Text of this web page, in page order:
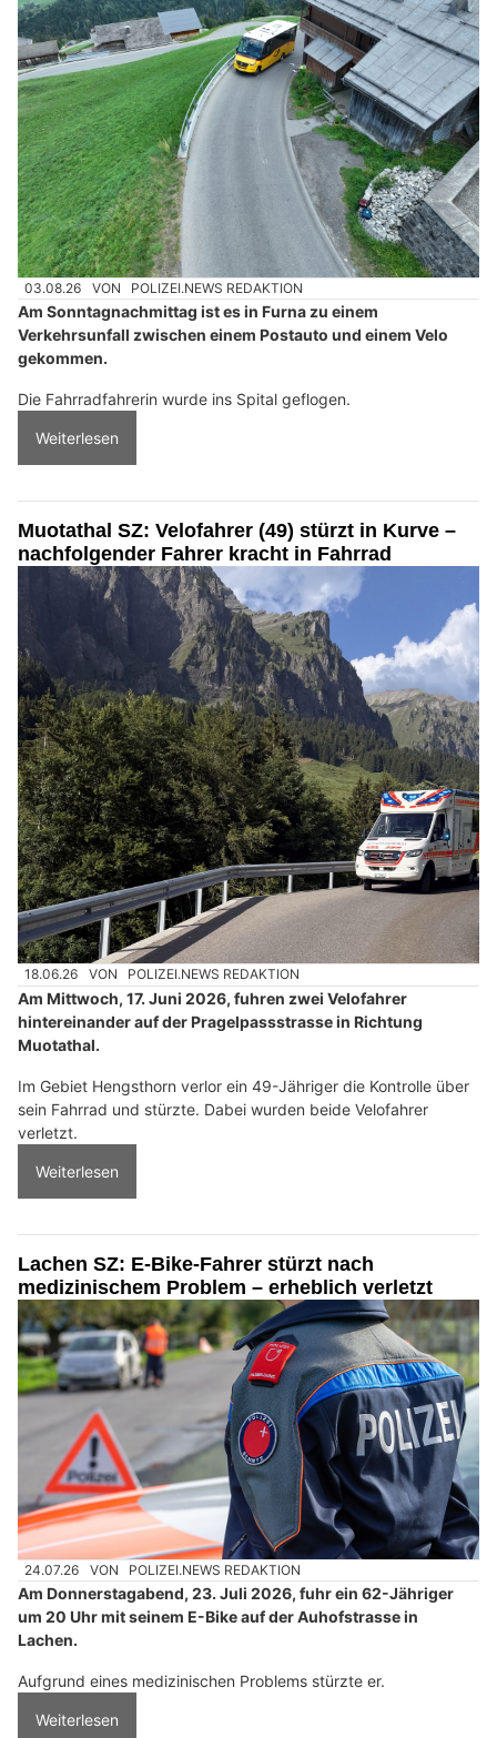
03.08.26 VON POLIZEI.NEWS REDAKTION
Am Sonntagnachmittag ist es in Furna zu einem
Verkehrsunfall zwischen einem Postauto und einem Velo
gekommen.
Die Fahrradfahrerin wurde ins Spital geflogen.
Weiterlesen
Muotathal SZ: Velofahrer (49) stürzt in Kurve –
nachfolgender Fahrer kracht in Fahrrad
18.06.26 VON POLIZEI.NEWS REDAKTION
Am Mittwoch, 17. Juni 2026, fuhren zwei Velofahrer
hintereinander auf der Pragelpassstrasse in Richtung
Muotathal.
Im Gebiet Hengsthorn verlor ein 49-Jähriger die Kontrolle über
sein Fahrrad und stürzte. Dabei wurden beide Velofahrer
verletzt.
Weiterlesen
Lachen SZ: E-Bike-Fahrer stürzt nach
medizinischem Problem – erheblich verletzt
24.07.26 VON POLIZEI.NEWS REDAKTION
Am Donnerstagabend, 23. Juli 2026, fuhr ein 62-Jähriger
um 20 Uhr mit seinem E-Bike auf der Auhofstrasse in
Lachen.
Aufgrund eines medizinischen Problems stürzte er.
Weiterlesen